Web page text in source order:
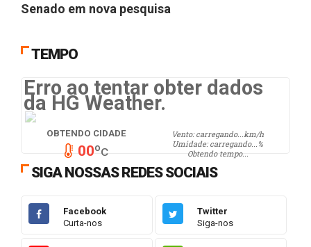
Senado em nova pesquisa
TEMPO
Erro ao tentar obter dados
da HG Weather.
OBTENDO CIDADE
00ºc
Vento:carregando... km/h
Umidade:carregando...
%
Obtendo tempo...
SIGA NOSSAS REDES SOCIAIS
Facebook
Curta-nos
Twitter
Siga-nos